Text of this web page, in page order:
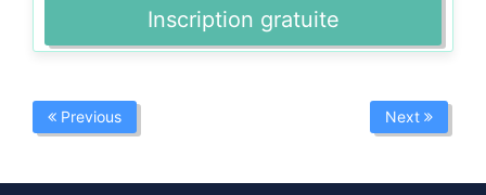
Inscription gratuite
Previous Next